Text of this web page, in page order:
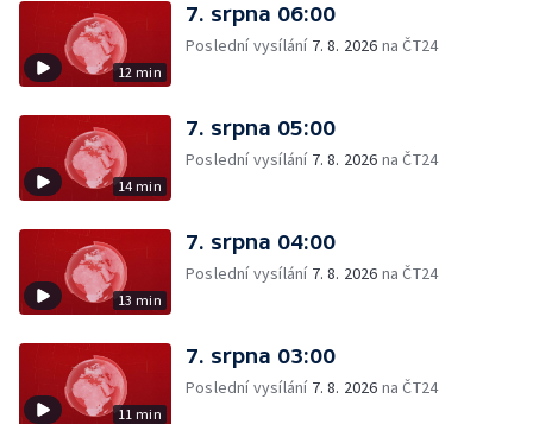
12 min
7. srpna 06:00
Poslední vysílání 7. 8. 2026 na ČT24
14 min
7. srpna 05:00
Poslední vysílání 7. 8. 2026 na ČT24
13 min
7. srpna 04:00
Poslední vysílání 7. 8. 2026 na ČT24
11 min
7. srpna 03:00
Poslední vysílání 7. 8. 2026 na ČT24